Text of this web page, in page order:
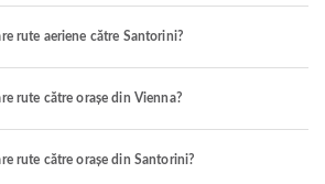
rute aeriene către Santorini?
rute către orașe din Vienna?
rute către orașe din Santorini?